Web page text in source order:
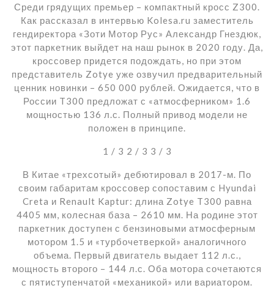
Среди грядущих премьер – компактный кросс Z300.
Как рассказал в интервью Kolesa.ru заместитель
гендиректора «Зоти Мотор Рус» Александр Гнездюк,
этот паркетник выйдет на наш рынок в 2020 году. Да,
кроссовер придется подождать, но при этом
представитель Zotye уже озвучил предварительный
ценник новинки – 650 000 рублей. Ожидается, что в
России T300 предложат с «атмосферником» 1.6
мощностью 136 л.с. Полный привод модели не
положен в принципе.
1 / 3 2 / 3 3 / 3
В Китае «трехсотый» дебютировал в 2017-м. По
своим габаритам кроссовер сопоставим с Hyundai
Creta и Renault Kaptur: длина Zotye T300 равна
4405 мм, колесная база – 2610 мм. На родине этот
паркетник доступен с бензиновыми атмосферным
мотором 1.5 и «турбочетверкой» аналогичного
объема. Первый двигатель выдает 112 л.с.,
мощность второго – 144 л.с. Оба мотора сочетаются
с пятиступенчатой «механикой» или вариатором.